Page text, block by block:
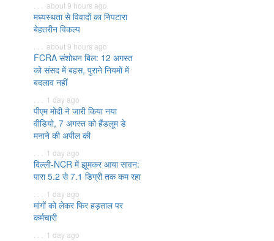
. . . about 9 hours ago
मध्यस्थता से विवादों का निपटारा
बेहतरीन विकल्प
. . . about 9 hours ago
FCRA संशोधन बिल: 12 अगस्त
को संसद में बहस, पुराने नियमों में
बदलाव नहीं
. . . 1 day ago
पीएम मोदी ने जारी किया नया
वीडियो, 7 अगस्त को हैंडलूम डे
मनाने की अपील की
. . . 1 day ago
दिल्ली-NCR में झूमकर आया सावन:
पारा 5.2 से 7.1 डिग्री तक कम रहा
. . . 1 day ago
मांगों को लेकर फिर हड़ताल पर
कर्मचारी
. . . 1 day ago